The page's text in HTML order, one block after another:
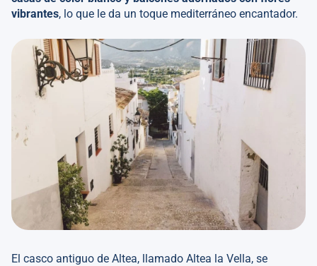
vibrantes, lo que le da un toque mediterráneo encantador.
El casco antiguo de Altea, llamado Altea la Vella, se